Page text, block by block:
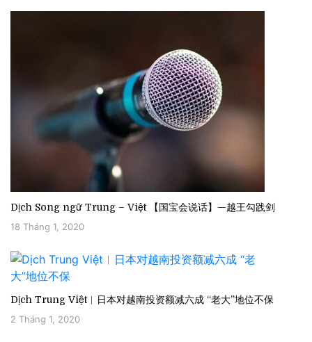
Dịch Song ngữ Trung – Việt 【国宝会说话】—越王勾践剑
18 Tháng 1, 2020
Dịch Trung Việt︱日本对越南投资额减六成 “老大”地位不保
2 Tháng 1, 2020